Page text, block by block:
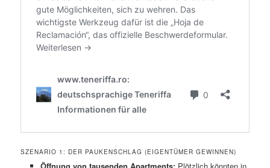
SZENARIO 1: DER PAUKENSCHLAG (EIGENTÜMER GEWINNEN)